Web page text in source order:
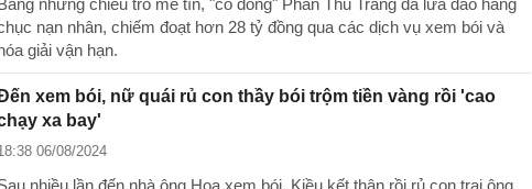
những chiêu trò mê tín, "cô đồng" Phan Thu Trang đã lừa đảo hàng
nạn nhân, chiếm đoạt hơn 28 tỷ đồng qua các dịch vụ xem bói và
giải vận hạn.
xem bói, nữ quái rủ con thầy bói trộm tiền vàng rồi 'cao
xa bay'
06/08/2024
nhiều lần đến nhà ông Hoa xem bói, Kiều kết thân rồi rủ con trai ông